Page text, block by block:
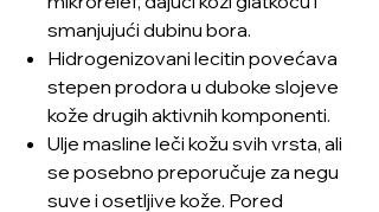
smanjujući dubinu bora.
Hidrogenizovani lecitin povećava
stepen prodora u duboke slojeve
kože drugih aktivnih komponenti.
Ulje masline leči kožu svih vrsta, ali
se posebno preporučuje za negu
suve i osetljive kože. Pored